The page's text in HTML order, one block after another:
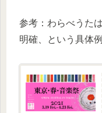
参考：わらべうた
明確、という具体